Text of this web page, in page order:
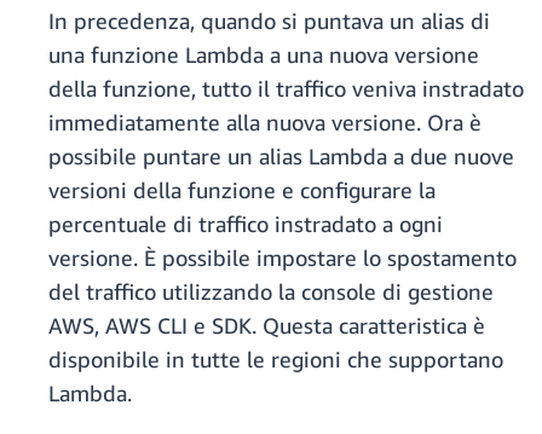
In precedenza, quando si puntava un alias di
una funzione Lambda a una nuova versione
della funzione, tutto il traffico veniva instradato
immediatamente alla nuova versione. Ora è
possibile puntare un alias Lambda a due nuove
versioni della funzione e configurare la
percentuale di traffico instradato a ogni
versione. È possibile impostare lo spostamento
del traffico utilizzando la console di gestione
AWS, AWS CLI e SDK. Questa caratteristica è
disponibile in tutte le regioni che supportano
Lambda.